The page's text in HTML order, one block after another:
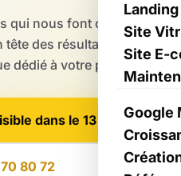
Site
Site E-
Google
qui nous font confiance
des résultats Google
dédié à votre projet.
dans le 13
80 72